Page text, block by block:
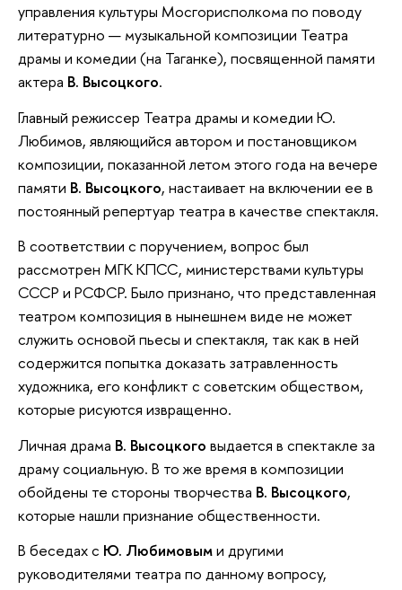
управления культуры Мосгорисполкома по поводу
литературно — музыкальной композиции Театра
драмы и комедии (на Таганке), посвященной памяти
актера В. Высоцкого.
Главный режиссер Театра драмы и комедии Ю.
Любимов, являющийся автором и постановщиком
композиции, показанной летом этого года на вечере
памяти В. Высоцкого, настаивает на включении ее в
постоянный репертуар театра в качестве спектакля.
В соответствии с поручением, вопрос был
рассмотрен МГК КПСС, министерствами культуры
СССР и РСФСР. Было признано, что представленная
театром композиция в нынешнем виде не может
служить основой пьесы и спектакля, так как в ней
содержится попытка доказать затравленность
художника, его конфликт с советским обществом,
которые рисуются извращенно.
Личная драма В. Высоцкого выдается в спектакле за
драму социальную. В то же время в композиции
обойдены те стороны творчества В. Высоцкого,
которые нашли признание общественности.
В беседах с Ю. Любимовыми другими
руководителями театра по данному вопросу,